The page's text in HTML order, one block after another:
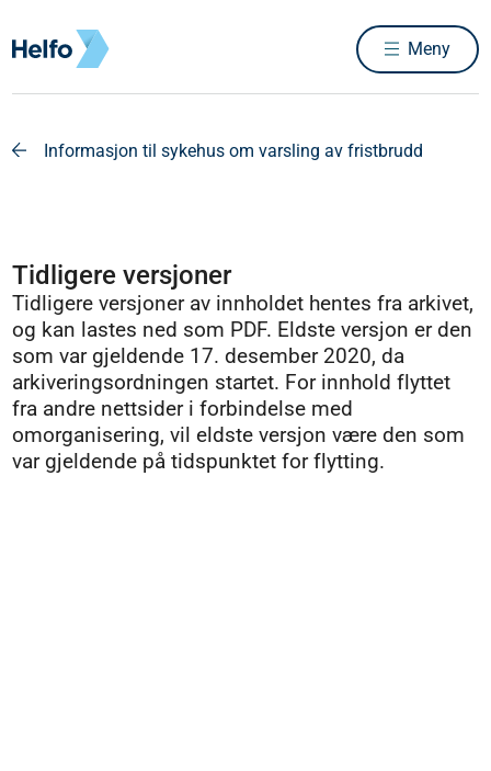
Meny
Informasjon til sykehus om varsling av fristbrudd
Tidligere versjoner
Tidligere versjoner av innholdet hentes fra arkivet,
og kan lastes ned som PDF. Eldste versjon er den
som var gjeldende 17. desember 2020, da
arkiveringsordningen startet. For innhold flyttet
fra andre nettsider i forbindelse med
omorganisering, vil eldste versjon være den som
var gjeldende på tidspunktet for flytting.